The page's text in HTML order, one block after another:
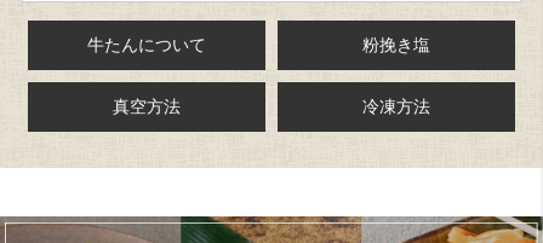
牛たんについて 粉挽き塩
真空方法 冷凍方法